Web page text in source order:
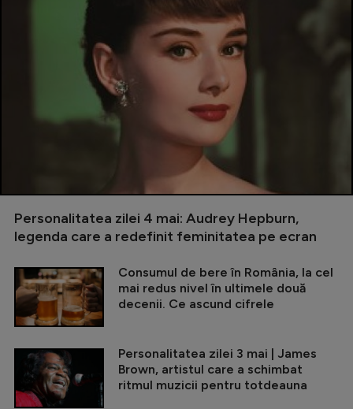
Personalitatea zilei 4 mai: Audrey Hepburn,
legenda care a redefinit feminitatea pe ecran
Consumul de bere în România, la cel
mai redus nivel în ultimele două
decenii. Ce ascund cifrele
Personalitatea zilei 3 mai | James
Brown, artistul care a schimbat
ritmul muzicii pentru totdeauna